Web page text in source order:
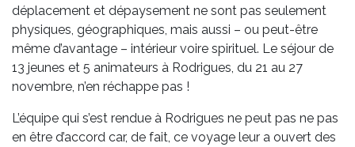
déplacement et dépaysement ne sont pas seulement
physiques, géographiques, mais aussi – ou peut-être
même d’avantage – intérieur voire spirituel. Le séjour de
13 jeunes et 5 animateurs à Rodrigues, du 21 au 27
novembre, n’en réchappe pas !
L’équipe qui s’est rendue à Rodrigues ne peut pas ne pas
en être d’accord car, de fait, ce voyage leur a ouvert des